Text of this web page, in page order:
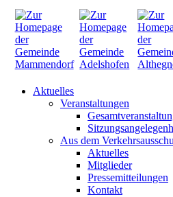
Aktuelles
Veranstaltungen
Aus dem
Aktuelles
Mitglieder
Pressemitteilungen
Kontakt